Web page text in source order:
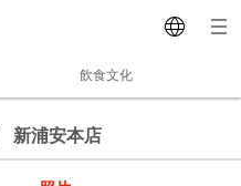
飲食文化
新浦安本店